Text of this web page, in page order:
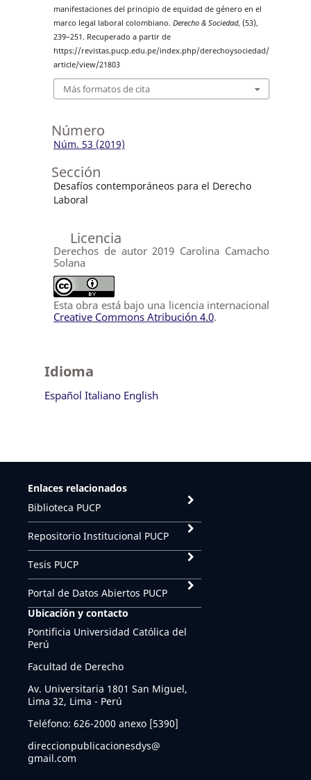
manifestaciones del principio de equidad de género en el
marco legal laboral colombiano. Derecho & Sociedad, (53),
239–251. Recuperado a partir de
https://revistas.pucp.edu.pe/index.php/derechoysociedad/
article/view/21803
Más formatos de cita
Número
Núm. 53 (2019)
Sección
Desafíos contemporáneos para el Derecho
Laboral
Licencia
Derechos de autor 2019 Carolina Camacho
Solana
Esta obra está bajo una licencia internacional
Creative Commons Atribución 4.0.
Idioma
Español Italiano English
Enlaces relacionados
Biblioteca PUCP
Repositorio Institucional PUCP
Tesis PUCP
Portal de Datos Abiertos PUCP
Ubicación y contacto
Pontificia Universidad Católica del
Perú
Facultad de Derecho
Av. Universitaria 1801 San Miguel,
Lima 32, Lima - Perú
Teléfono: 626-2000 anexo [5390]
direccionpublicacionesdys@
gmail.com